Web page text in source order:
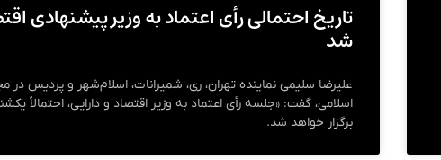
تاریخ احتمالی رأی اعتماد به وزیر پیشنهادی
شد
علیرضا سلیمی نماینده تهران، ری، شمیرانات، اسلام‌شهر و پردیس
برگزار خواهد شد.